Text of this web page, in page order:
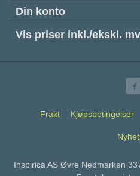
Din konto
Vis priser inkl./ekskl.
Frakt Kjøpsbetingelser
Inspirica AS Øvre Nedmarken